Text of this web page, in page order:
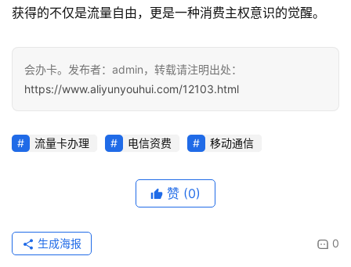
获得的不仅是流量自由，更是一种消费主权意识的觉醒。
会办卡。发布者：admin，转载请注明出处：
https://www.aliyunyouhui.com/12103.html
流量卡办理 电信资费 移动通信
赞 (0)
0
生成海报